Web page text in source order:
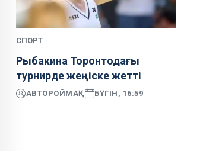
СПОРТ
Рыбакина Торонтодағы
турнирде жеңіске жетті
АВТОРОЙМАҚ БҮГІН, 16:59